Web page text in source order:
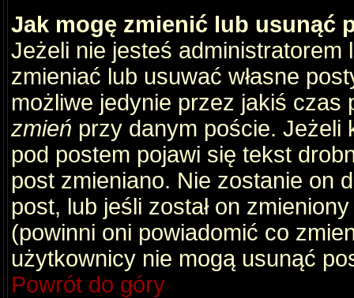
Jak mogę zmienić lub usunąć
Jeżeli nie jesteś
zmieniać lub usuwać własne
możliwe jedynie przez jakiś
zmień przy danym poście. Jeżeli
pod postem pojawi się tekst
post zmieniano. Nie zostanie on
post, lub jeśli został on
(powinni oni powiadomić co
użytkownicy nie mogą usunąć
Powrót do góry